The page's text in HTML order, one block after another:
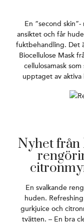
En “second
ansiktet och får
fuktbehandling. Det
Biocellulose Mask
cellulosamask
upptaget av
Nyhet från
En svalkande
huden.
gurkjuice och
tvätten. – En bra